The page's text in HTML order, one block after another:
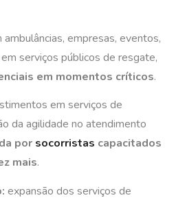
empresas, eventos,
serviços públicos de resgate,
em momentos críticos.
em serviços de
da agilidade no atendimento
por socorristas capacitados
mais.
expansão dos serviços de